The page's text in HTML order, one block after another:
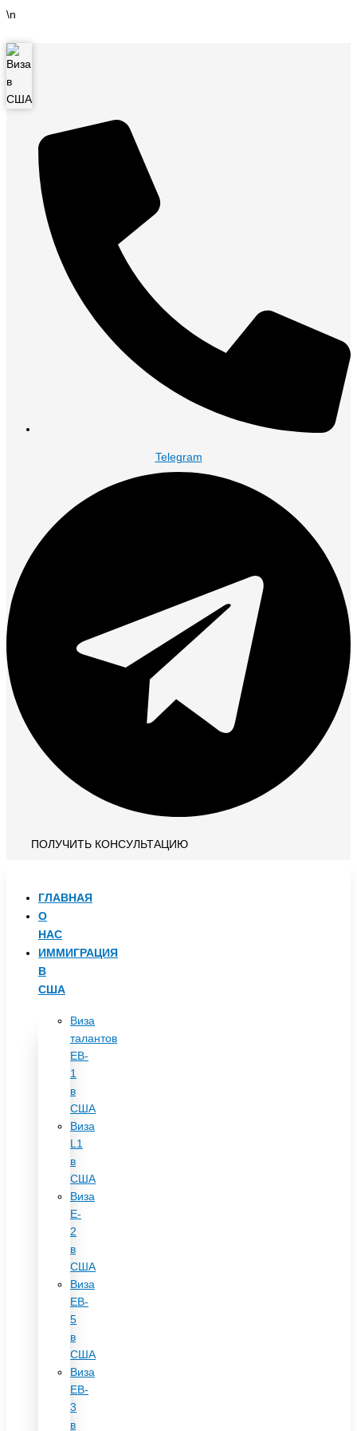
\n
Перейти
содержимому
Telegram
ПОЛУЧИТЬ КОНСУЛЬТАЦИЮ
ГЛАВНАЯ
О
НАС
ИММИГРАЦИЯ
В
США
Виза
талантов
EB-
1
в
США
Виза
L1
в
США
Виза
E-
2
в
США
Виза
EB-
5
в
США
Виза
EB-
3
в